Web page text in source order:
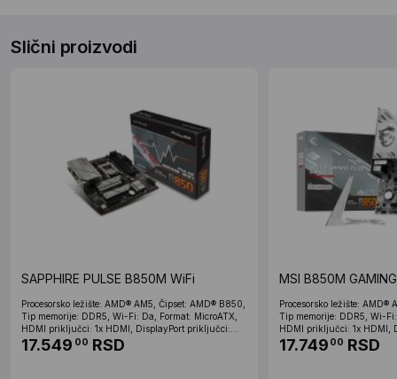
Slični proizvodi
SAPPHIRE PULSE B850M WiFi
Procesorsko ležište: AMD® AM5, Čipset: AMD® B850,
Tip memorije: DDR5, Wi-Fi: Da, Format: MicroATX,
HDMI priključci: 1x HDMI, DisplayPort priključci:...
17.549 00 RSD
MSI B850M
Procesorsko ležište: AMD®
Tip memorije: DDR5, Wi-
HDMI priključci: 1x HDMI,
17.749 00 RSD